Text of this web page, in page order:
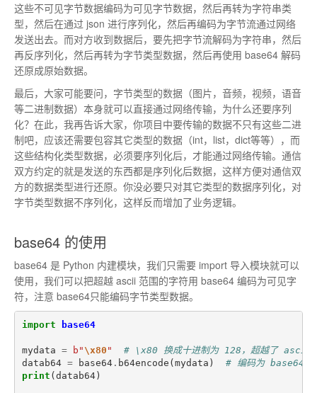
这些不可见字节数据编码为可见字节数据，然后再转为字符串类
型，然后在通过 json 进行序列化，然后再编码为字节流通过网络
发送出去。而对方收到数据后，要先把字节流解码为字符串，然后
再反序列化，然后再转为字节类型数据，然后再使用 base64 解码
还原成原始数据。
最后，大家可能要问，字节类型的数据（图片，音频，视频，语音
等二进制数据）本身就可以直接通过网络传输，为什么还要序列
化？在此，我再告诉大家，你项目中要传输的数据不只有这些二进
制吧，应该还需要包容其它类型的数据（int，list，dict等等），而
这些结构化类型数据，必须要序列化后，才能通过网络传输。通信
双方约定的就是发送的东西都是序列化后数据，这样方便对通信双
方的数据类型进行还原。你没必要只对其它类型的数据序列化，对
字节类型数据不序列化，这样反而增加了业务逻辑。
base64 的使用
base64 是 Python 内建模块，我们只需要 import 导入模块就可以
使用，我们可以把超越 ascii 范围的字符用 base64 编码为可见字
符，注意 base64只能编码字节类型数据。
import base64
mydata = b " \x80 "
# \x80 换成十进制为 128，超越了 ascii
datab64 = base64. b64encode (mydata )
# 编码为 base64
print (datab64)